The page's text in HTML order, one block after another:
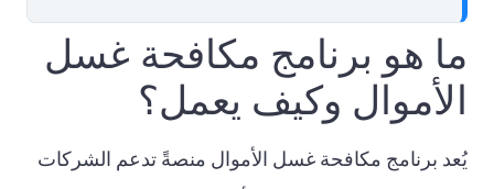
ما هو برنامج مكافحة غسل
الأموال وكيف يعمل؟
يُعد برنامج مكافحة غسل الأموال منصةً تدعم الشركات